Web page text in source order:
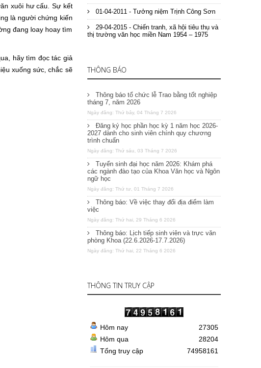
xuôi hư cấu. Sự kết
là người chứng kiến
đang loay hoay tìm
hãy tìm đọc tác giả
xuống sức, chắc sẽ
01-04-2011 - Tưởng niệm Trịnh Công Sơn
29-04-2015 - Chiến tranh, xã hội tiêu thụ và
thị trường văn học miền Nam 1954 – 1975
THÔNG BÁO
Thông báo tổ chức lễ Trao bằng tốt nghiệp
tháng 7, năm 2026
Ngày đăng: Thứ bảy, 04 Tháng 7 2026
Đăng ký học phần học kỳ 1 năm học 2026-
2027 dành cho sinh viên chính quy chương
trình chuẩn
Ngày đăng: Thứ sáu, 03 Tháng 7 2026
Tuyển sinh đại học năm 2026: Khám phá
các ngành đào tạo của Khoa Văn học và Ngôn
ngữ học
Ngày đăng: Thứ tư, 01 Tháng 7 2026
Thông báo: Về việc thay đổi địa điểm làm
việc
Ngày đăng: Thứ hai, 29 Tháng 6 2026
Thông báo: Lịch tiếp sinh viên và trực văn
phòng Khoa (22.6.2026-17.7.2026)
Ngày đăng: Thứ hai, 22 Tháng 6 2026
THÔNG TIN TRUY CẬP
Hôm nay
Hôm qua
Tổng truy cập
27305
28204
74958161